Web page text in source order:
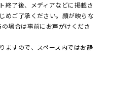
終了後、メディアなどに掲載さ
めご了承ください。顔が映らな
場合は事前にお声がけくださ
ますので、スペース内ではお静